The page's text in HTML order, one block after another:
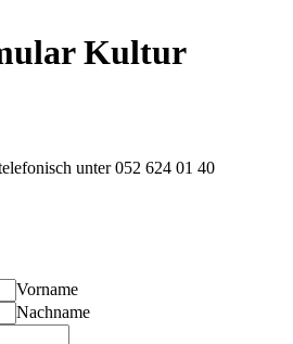
Kultur
unter 052 624 01 40
Vorname
Nachname